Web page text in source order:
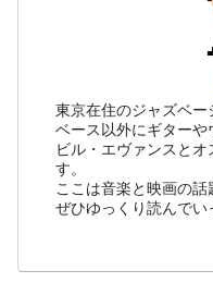
東京在住のジャズベー
ベース以外にギターや
ビル・エヴァンスと
す。
ここは音楽と映画の話
ぜひゆっくり読んでい